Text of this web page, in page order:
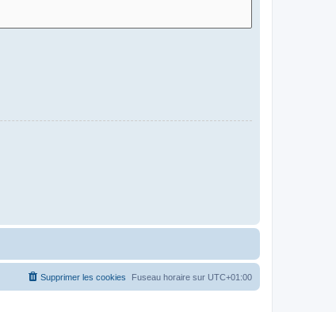
Fuseau horaire sur UTC+01:00
Supprimer les cookies